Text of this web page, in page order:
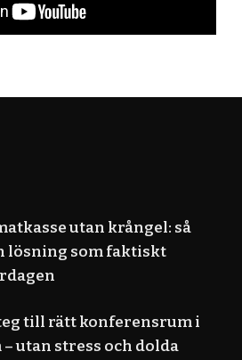
utan krångel: så
lösning som faktiskt
till rätt konferensrum i
utan stress och dolda